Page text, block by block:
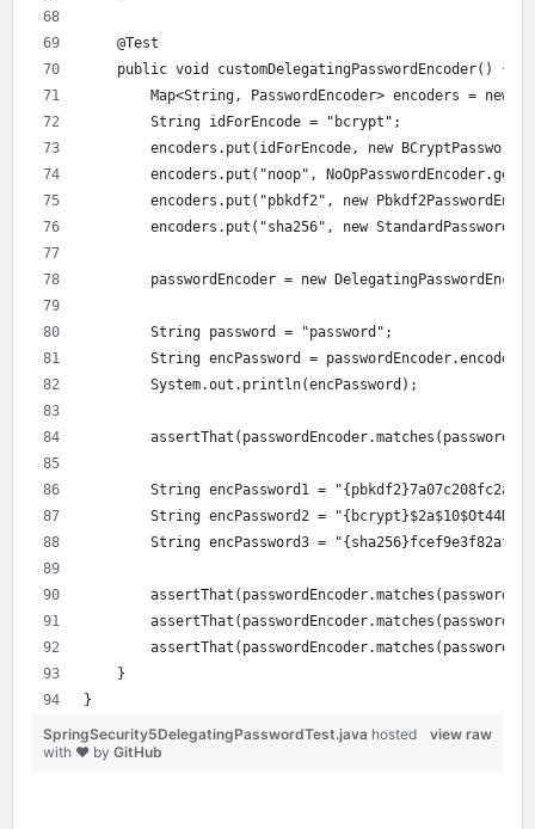
    @Test
    public void customDelegatingPasswordEncoder() {
Map<String, PasswordEncoder> encoders = new
        String idForEncode = "bcrypt";
encoders.put(idForEncode, new
encoders.put("noop",
encoders.put("pbkdf2", new
encoders.put("sha256", new
passwordEncoder = new
        String password = "password";
String encPassword =
        System.out.println(encPassword);
assertThat(passwordEncoder.matches(password,
String encPassword1 =
String encPassword2 =
String encPassword3 =
assertThat(passwordEncoder.matches(password,
assertThat(passwordEncoder.matches(password,
assertThat(passwordEncoder.matches(password,
    }
}
view raw
SpringSecurity5DelegatingPasswordTest.java hosted
with ❤ by GitHub